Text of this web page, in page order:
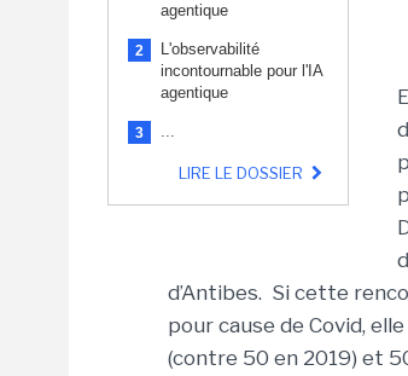
agentique
2
L'observabilité
incontournable pour l'IA
agentique
3 ...
LIRE LE DOSSIER
d’Antibes. Si cette
pour cause de Covid,
(contre 50 en 2019) et